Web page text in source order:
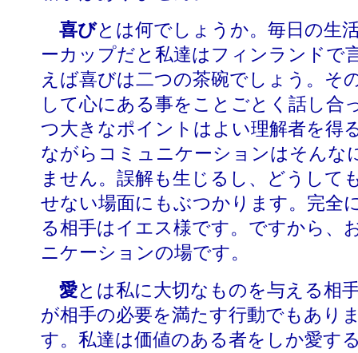
喜びとは何でしょうか。毎日の生
ーカップだと私達はフィンランドで
えば喜びは二つの茶碗でしょう。そ
して心にある事をことごとく話し合
つ大きなポイントはよい理解者を得
ながらコミュニケーションはそんな
ません。誤解も生じるし、どうして
せない場面にもぶつかります。完全
る相手はイエス様です。ですから、
ニケーションの場です。
愛とは私に大切なものを与える相
が相手の必要を満たす行動でもあり
す。私達は価値のある者をしか愛す